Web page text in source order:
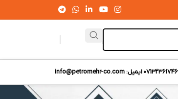
ایمیل: info@petromehr-co.com